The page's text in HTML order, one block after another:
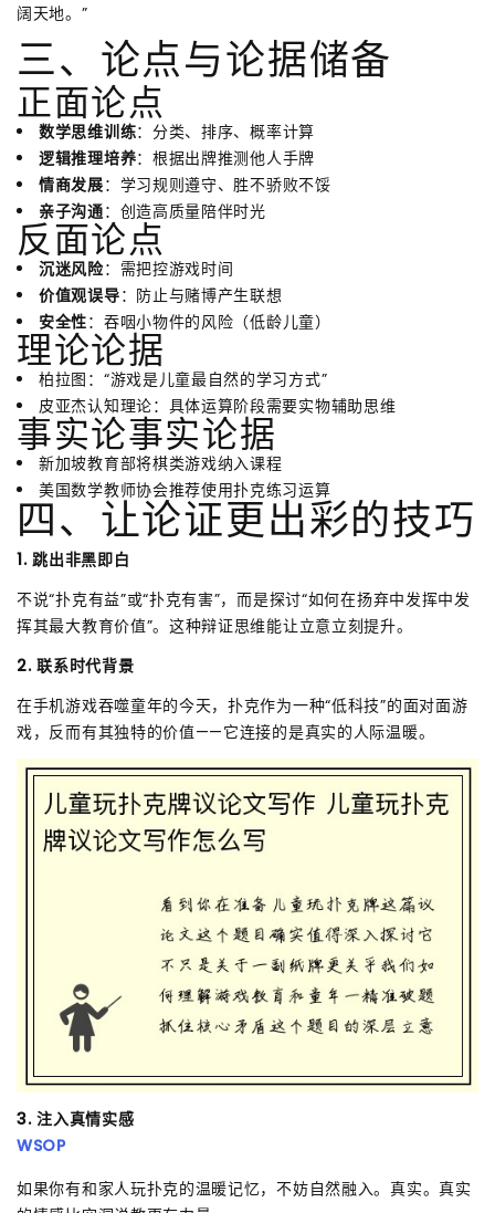
阔天地。”
三、论点与论据储备
正面论点
数学思维训练：分类、排序、概率计算
逻辑推理培养：根据出牌推测他人手牌
情商发展：学习规则遵守、胜不骄败不馁
亲子沟通：创造高质量陪伴时光
反面论点
沉迷风险：需把控游戏时间
价值观误导：防止与赌博产生联想
安全性：吞咽小物件的风险（低龄儿童）
理论论据
柏拉图：“游戏是儿童最自然的学习方式”
皮亚杰认知理论：具体运算阶段需要实物辅助思维
事实论事实论据
新加坡教育部将棋类游戏纳入课程
美国数学教师协会推荐使用扑克练习运算
四、让论证更出彩的技巧
1. 跳出非黑即白
不说“扑克有益”或“扑克有害”，而是探讨“如何在扬弃中发挥中发
挥其最大教育价值”。这种辩证思维能让立意立刻提升。
2. 联系时代背景
在手机游戏吞噬童年的今天，扑克作为一种“低科技”的面对面游
戏，反而有其独特的价值——它连接的是真实的人际温暖。
3. 注入真情实感
WSOP
如果你有和家人玩扑克的温暖记忆，不妨自然融入。真实。真实